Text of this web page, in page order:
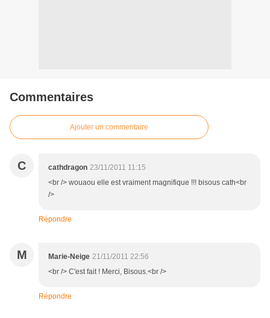
Commentaires
Ajouter un commentaire
C cathdragon 23/11/2011 11:15
<br /> wouaou elle est vraiment magnifique !!! bisous cath<br
/>
Répondre
M Marie-Neige 21/11/2011 22:56
<br /> C'est fait ! Merci, Bisous.<br />
Répondre